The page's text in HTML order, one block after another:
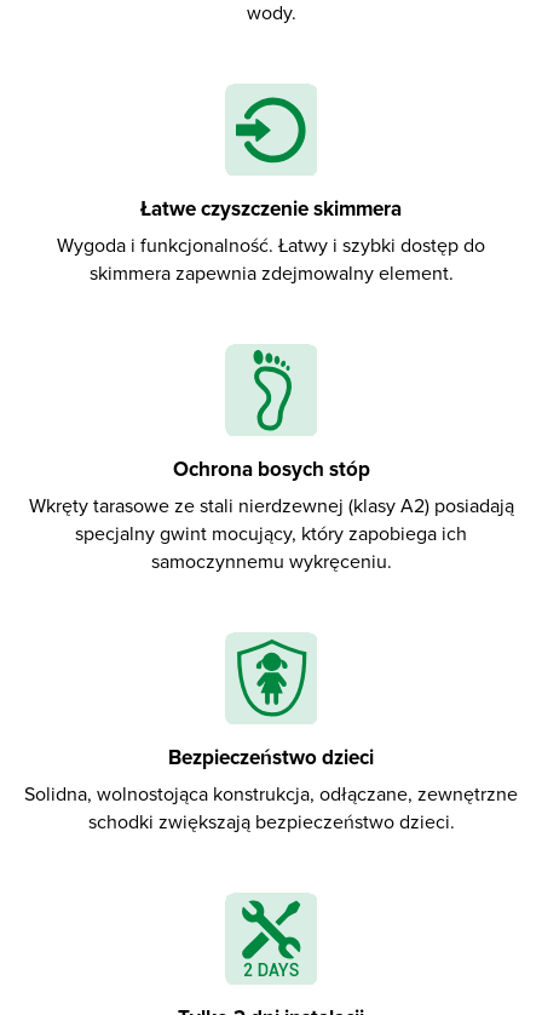
wody.
Łatwe czyszczenie skimmera
Wygoda i funkcjonalność. Łatwy i szybki dostęp do
skimmera zapewnia zdejmowalny element.
Ochrona bosych stóp
Wkręty tarasowe ze stali nierdzewnej (klasy A2) posiadają
specjalny gwint mocujący, który zapobiega ich
samoczynnemu wykręceniu.
Bezpieczeństwo dzieci
Solidna, wolnostojąca konstrukcja, odłączane, zewnętrzne
schodki zwiększają bezpieczeństwo dzieci.